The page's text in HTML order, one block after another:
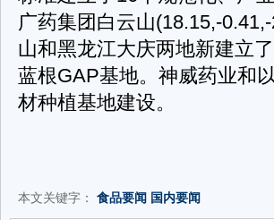
广药集团白云山(18.15,-
山和黑龙江大庆两地新建立
蓝根GAP基地。神威药业和
材种植基地建设。
本文关键字： 食品要闻 国内要闻